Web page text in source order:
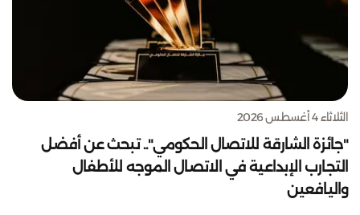
الثلاثاء 4 أغسطس 2026
"جائزة الشارقة للاتصال الحكومي".. تبحث عن أفضل
التجارب الإبداعية في الاتصال الموجه للأطفال
واليافعين